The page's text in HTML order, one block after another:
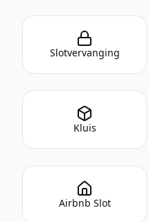
Slotvervanging
Kluis
Airbnb Slot